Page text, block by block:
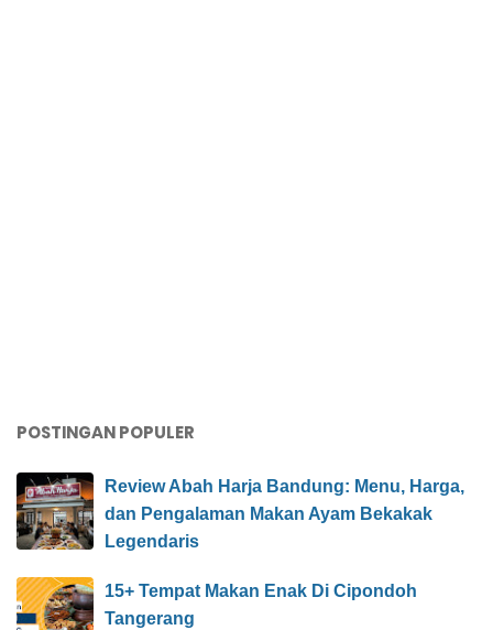
POSTINGAN POPULER
Review Abah Harja Bandung: Menu, Harga,
dan Pengalaman Makan Ayam Bekakak
Legendaris
15+ Tempat Makan Enak Di Cipondoh
Tangerang